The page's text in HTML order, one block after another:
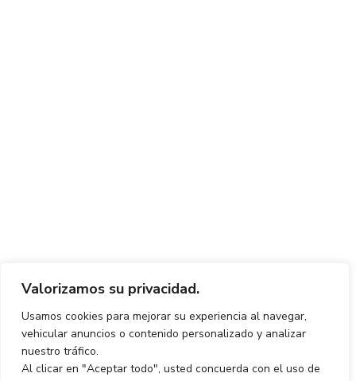
Valorizamos su privacidad.
Usamos cookies para mejorar su experiencia al navegar,
vehicular anuncios o contenido personalizado y analizar
nuestro tráfico.
Al clicar en "Aceptar todo", usted concuerda con el uso de